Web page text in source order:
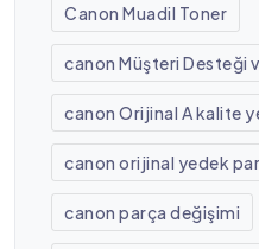
Canon Muadil Toner
canon Müşteri Desteği
canon Orijinal A kalite
canon orijinal yedek
canon parça değişimi